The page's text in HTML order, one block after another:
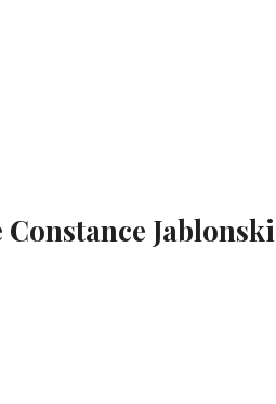
Jablonski